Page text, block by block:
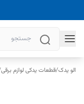
الو یدک/قطعات یدکی لوازم برقی